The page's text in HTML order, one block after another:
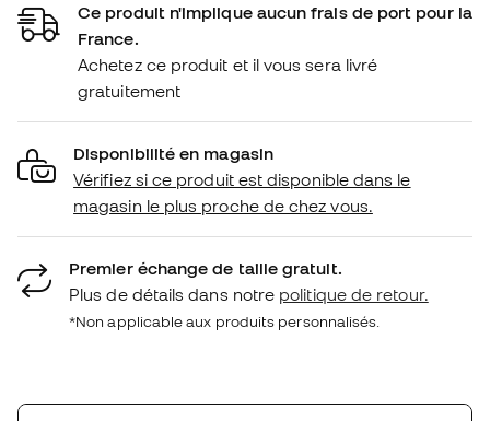
Ce produit n'implique aucun frais de port pour la
France.
Achetez ce produit et il vous sera livré
gratuitement
Disponibilité en magasin
Vérifiez si ce produit est disponible dans le
magasin le plus proche de chez vous.
Premier échange de taille gratuit.
Plus de détails dans notre politique de retour.
*Non applicable aux produits personnalisés.